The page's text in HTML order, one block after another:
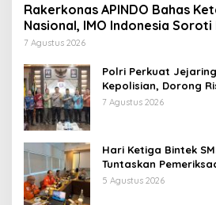
Rakerkonas APINDO Bahas
Nasional, IMO Indonesia
Kolaborasi Lintas Sektor
7 Agustus 2026
Polri Perkuat
Kepolisian, Dorong
Kebijakan dan Inovasi
7 Agustus 2026
Hari Ketiga Bintek
Tuntaskan
Pertamina Patra
5 Agustus 2026